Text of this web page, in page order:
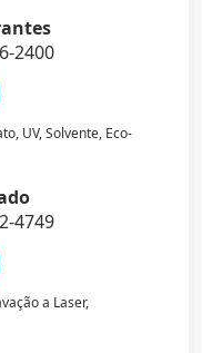
2400
UV, Solvente, Eco-
4749
a Laser,